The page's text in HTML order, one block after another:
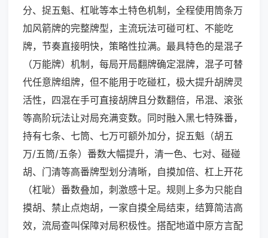
分、捉五魁、杠呲等本土特色机制，全程使用筒条万
加风箭牌的完整牌型，主流玩法可碰可杠、不能吃
牌，节奏直接明快，策略性拉满。最具特色的是混子
（万能牌）机制，每局开局翻牌确定混牌，混子可替
代任意牌组牌，但不能用于吃碰杠，极大提升胡牌灵
活性，四混在手可直接胡牌且分数翻倍，吊混、滚张
等高阶玩法让对局充满变数。同时融入黑七特殊番，
持有七条、七筒、七万可额外加分，捉五魁（胡五
万/五筒/五条）番数大幅提升，清一色、七对、碰碰
胡、门清等高番牌型划分清晰，自摸加倍、杠上开花
（杠呲）番数叠加，刺激感十足。规则上多为只能自
摸胡、禁止点炮胡，一家自摸全局结束，结算简洁高
效，流局查叫保障对局积极性。搭配地道中原方言配